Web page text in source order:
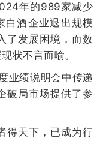
年的989家减少
白酒企业退出规模
了发展困境，而数
状不言而喻。
业绩说明会中传递
破局市场提供了参
得天下，已成为行